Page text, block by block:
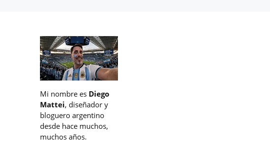
Mi nombre es Diego
Mattei, diseñador y
bloguero argentino
desde hace muchos,
muchos años.